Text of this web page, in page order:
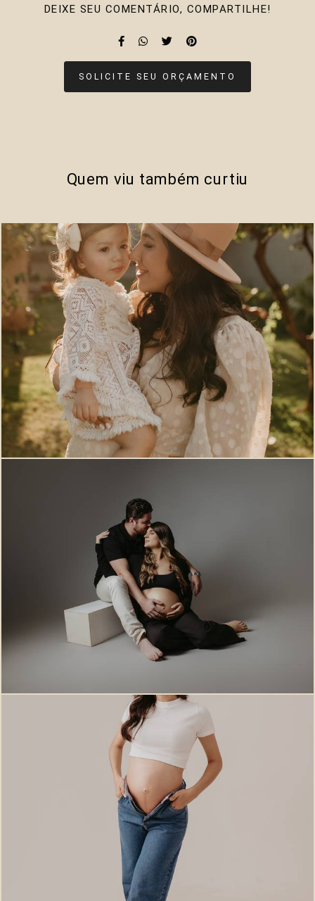
DEIXE SEU COMENTÁRIO, COMPARTILHE!
SOLICITE SEU ORÇAMENTO
Quem viu também curtiu
705
168 0
552